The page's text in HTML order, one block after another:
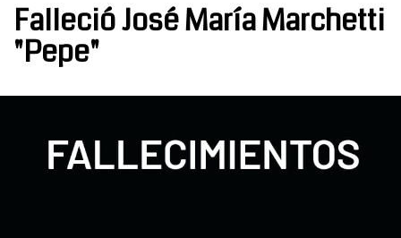
Falleció José María Marchetti
"Pepe"